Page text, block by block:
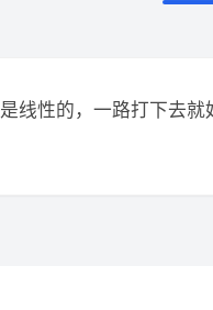
线性的，一路打下去